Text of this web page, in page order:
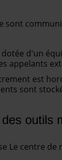
sont
d'un
appelants
est
sont
outils
Le centre de